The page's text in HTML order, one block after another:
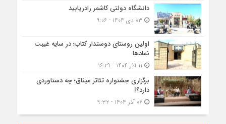
دانشگاه دولتی کاشمر‌ رادریابید
اولین روستای دوستدار کتاب؛ در سایه غیبت
نمادها
برگزاری جشنواره تئاتر میثاق؛ چه دستاوردی
دارد؟!
۰۶ آذر ۱۴۰۴ - ۹:۳۲